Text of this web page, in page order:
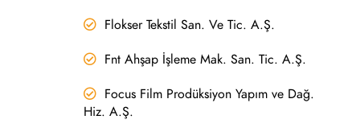
Flokser Tekstil San. Ve Tic. A.Ş.
Fnt Ahşap İşleme Mak. San. Tic. A.Ş.
Focus Film Prodüksiyon Yapım ve Dağ.
Hiz. A.Ş.